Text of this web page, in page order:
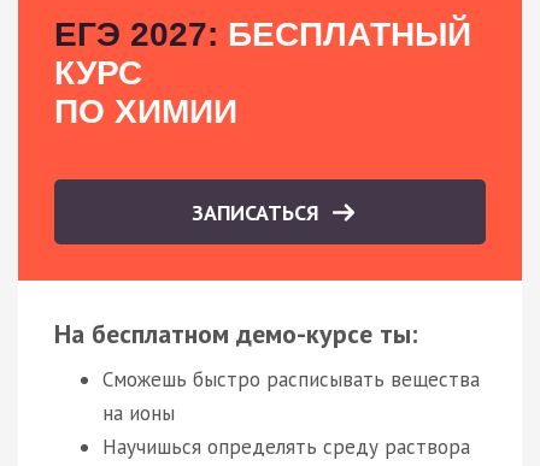
ЕГЭ 2027: БЕСПЛАТНЫЙ
КУРС
ПО ХИМИИ
ЗАПИСАТЬСЯ
На бесплатном демо-курсе ты:
Сможешь быстро расписывать вещества
на ионы
Научишься определять среду раствора